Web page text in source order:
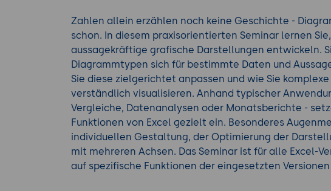
Zahlen allein erzählen noch keine Geschichte -
schon. In diesem praxisorientierten Seminar lernen
aussagekräftige grafische Darstellungen entwickeln.
Diagrammtypen sich für bestimmte Daten und
Sie diese zielgerichtet anpassen und wie Sie
verständlich visualisieren. Anhand typischer
Vergleiche, Datenanalysen oder Monatsberichte -
Funktionen von Excel gezielt ein. Besonderes
individuellen Gestaltung, der Optimierung der
mit mehreren Achsen. Das Seminar ist für alle Excel-
auf spezifische Funktionen der eingesetzten